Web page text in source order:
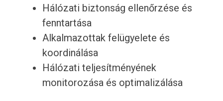
Hálózati biztonság ellenőrzése és
fenntartása
Alkalmazottak felügyelete és
koordinálása
Hálózati teljesítményének
monitorozása és optimalizálása